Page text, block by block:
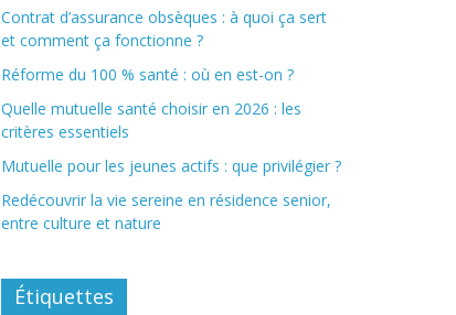
Contrat d’assurance obsèques : à quoi ça sert
et comment ça fonctionne ?
Réforme du 100 % santé : où en est-on ?
Quelle mutuelle santé choisir en 2026 : les
critères essentiels
Mutuelle pour les jeunes actifs : que privilégier ?
Redécouvrir la vie sereine en résidence senior,
entre culture et nature
Étiquettes